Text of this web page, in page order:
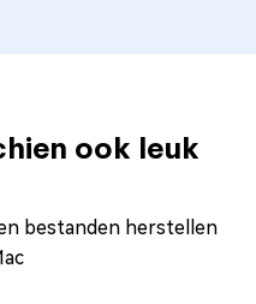
ook leuk
bestanden herstellen